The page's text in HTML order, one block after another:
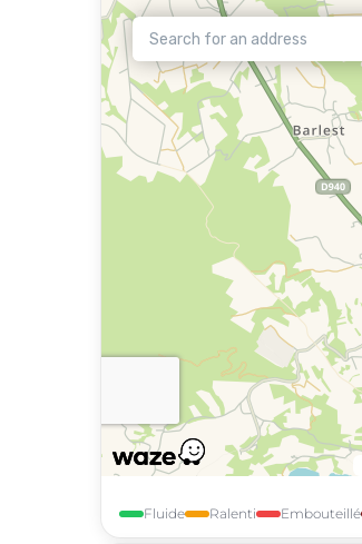
Fluide Ralenti Embouteillé